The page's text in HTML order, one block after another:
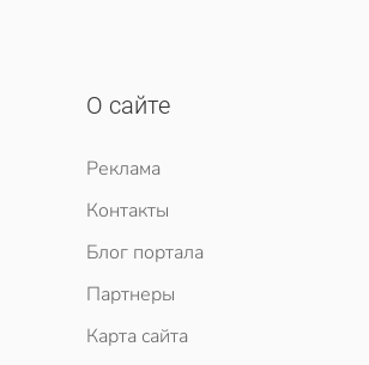
О сайте
Реклама
Контакты
Блог портала
Партнеры
Карта сайта